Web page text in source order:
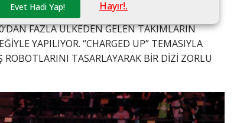
Evet Hadi Yap! Hayır!.
2 NİSAN TARİHLERİNDE VOLKSWAGEN
FAZLA ÜLKEDEN GELEN TAKIMLARIN
YAPILIYOR. “CHARGED UP” TEMASIYLA
TASARLAYARAK BİR DİZİ ZORLU